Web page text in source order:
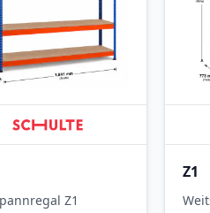
Z1
Z1